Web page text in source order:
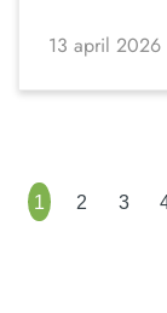
13 april 2026
1 2 3